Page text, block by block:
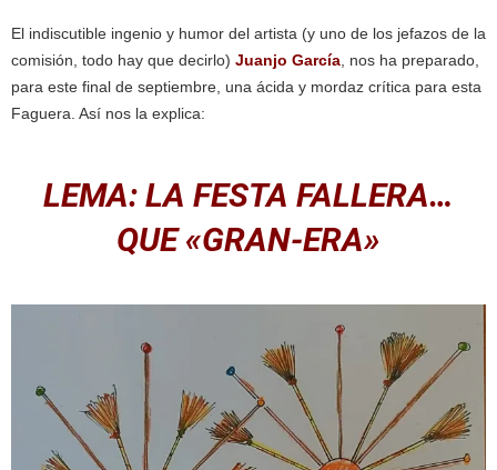
El indiscutible ingenio y humor del artista (y uno de los jefazos de la
comisión, todo hay que decirlo) Juanjo García, nos ha preparado,
para este final de septiembre, una ácida y mordaz crítica para esta
Faguera. Así nos la explica:
LEMA: LA FESTA FALLERA…
QUE «GRAN-ERA»